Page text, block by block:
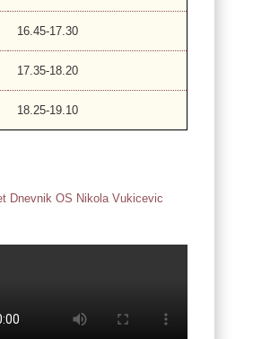
16.45-17.30
17.35-18.20
18.25-19.10